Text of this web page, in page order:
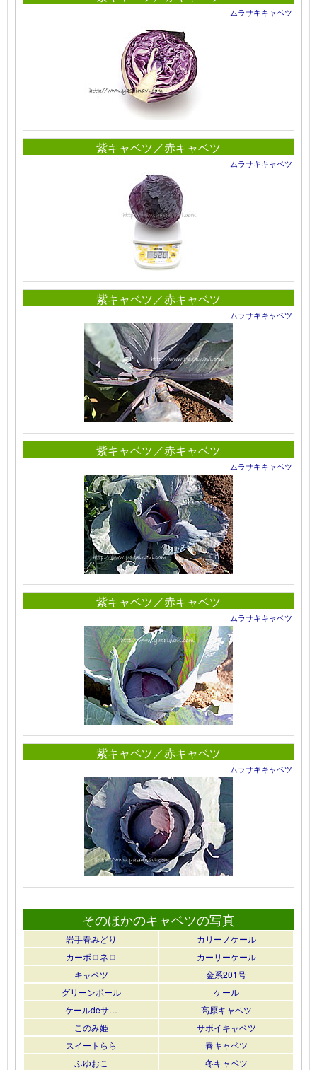
ムラサキキャベツ
紫キャベツ／赤キャベツ
ムラサキキャベツ
紫キャベツ／赤キャベツ
ムラサキキャベツ
紫キャベツ／赤キャベツ
ムラサキキャベツ
紫キャベツ／赤キャベツ
ムラサキキャベツ
紫キャベツ／赤キャベツ
ムラサキキャベツ
そのほかのキャベツの写真
岩手春みどり
カリーノケール
カーボロネロ
カーリーケール
キャベツ
金系201号
グリーンボール
ケール
ケールdeサ…
高原キャベツ
このみ姫
サボイキャベツ
スイートらら
春キャベツ
ふゆおこ
冬キャベツ